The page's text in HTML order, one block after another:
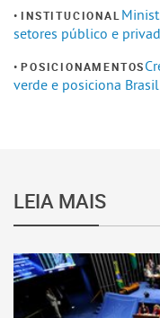
INSTITUCIONAL
setores público e
POSICIONAMENTOS
verde e posiciona
LEIA MAIS